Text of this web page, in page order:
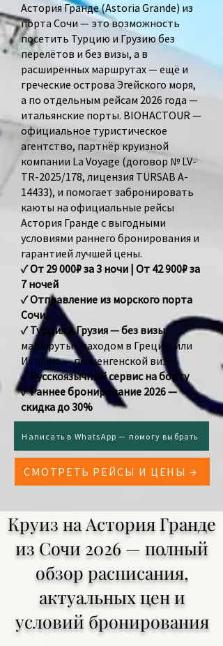
Астория Гранде (Astoria Grande) из
порта Сочи — это возможность
посетить Турцию и Грузию без
перелётов и без визы, а в
расширенных маршрутах — ещё и
греческие острова Эгейского моря,
а по отдельным рейсам 2026 года —
итальянские порты. BIOHACTOUR —
официальное туристическое
агентство, партнёр круизной
компании La Voyage (договор № LV-
TR-2025/178, лицензия TÜRSAB A-
14433), и помогает забронировать
каюты на официальные рейсы
Астория Гранде с выгодными
условиями раннего бронирования и
гарантией лучшей цены.
✓ От 29 000₽ за 3 ночи | От 42 900₽ за
7 ночей
✓ Отправление из морского порта
Сочи
✓ Турция и Грузия — без визы;
маршруты с заходом в Грецию или
Италию — по шенгенской визе
✓ Русскоязычный сервис на борту
✓ Раннее бронирование 2026 —
скидка до 30%
Написать в WhatsApp — помогу выбрать
СМОТРЕТЬ РЕЙСЫ И ЦЕНЫ →
Круиз на Астория Гранде
из Сочи 2026 — полный
обзор расписания,
актуальных цен и
условий бронирования